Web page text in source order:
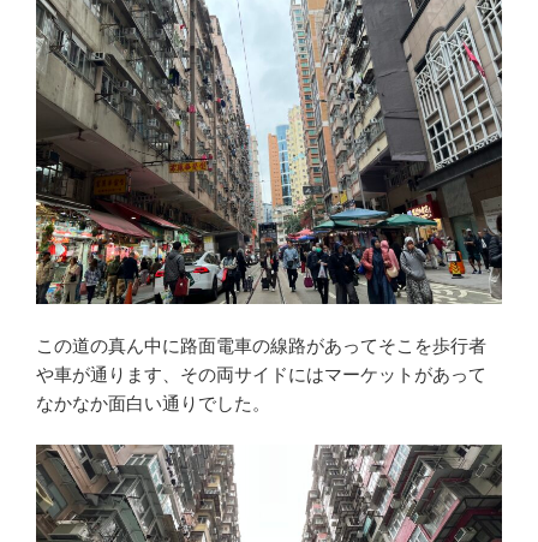
この道の真ん中に路面電車の線路があってそこを歩行者
や車が通ります、その両サイドにはマーケットがあって
なかなか面白い通りでした。